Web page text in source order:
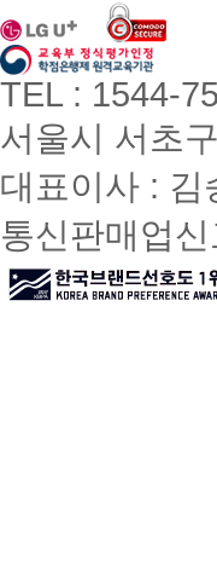
TEL : 1544-
서울시 서초
대표이사 : 김
통신판매업